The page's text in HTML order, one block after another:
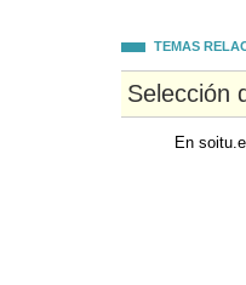
TEMAS
Selección
En